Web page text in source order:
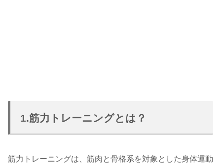
1.筋力トレーニングとは？
筋力トレーニングは、筋肉と骨格系を対象とした身体運動